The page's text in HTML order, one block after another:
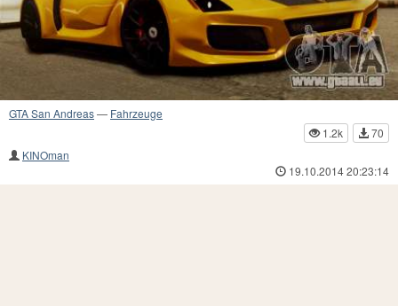
GTA San Andreas— Fahrzeuge
1.2k
70
KINOman
19.10.2014 20:23:14